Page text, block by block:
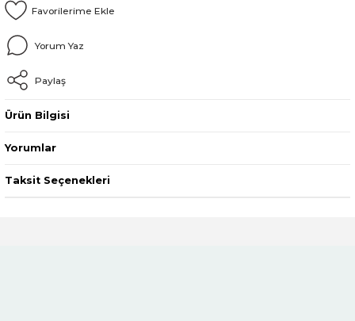
Yorum Yaz
Paylaş
Ürün Bilgisi
Yorumlar
Taksit Seçenekleri